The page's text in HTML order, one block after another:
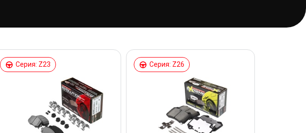
Серия: Z23 Серия: Z26